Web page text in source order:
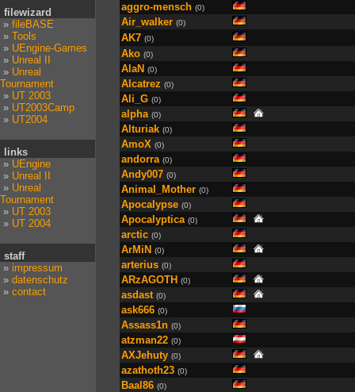
filewizard
» fileBASE
» Tools
» UEngine-Games
» Unreal II
» Unreal
Tournament
» UT 2003
» UT2003Camp
» UT2004
links
» UEngine
» Unreal II
» Unreal
Tournament
» UT 2003
» UT 2004
staff
» impressum
» datenschutz
» contact
aggro-mensch (0)
Air_walker (0)
AK7 (0)
Ako (0)
AlaN (0)
Alcatrez (0)
Ali_G (0)
alpha (0)
Alturiak (0)
AmoX (0)
andorra (0)
Andy007 (0)
Animal_Mother (0)
Apocalypse (0)
Apocalyptica (0)
arctic (0)
ArMiN (0)
arterius (0)
ARzAGOTH (0)
asdast (0)
ask666 (0)
Assass1n (0)
atzman22 (0)
AXJehuty (0)
azathoth23 (0)
Baal86 (0)